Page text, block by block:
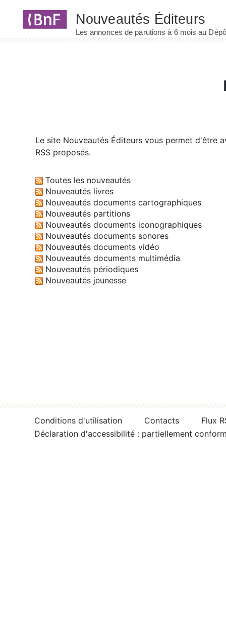
Le site Nouveautés Éditeurs vous permet d'être
RSS proposés.
Toutes les nouveautés
Nouveautés livres
Nouveautés documents cartographiques
Nouveautés partitions
Nouveautés documents iconographiques
Nouveautés documents sonores
Nouveautés documents vidéo
Nouveautés documents multimédia
Nouveautés périodiques
Nouveautés jeunesse
Conditions d'utilisation Contacts
Flux
Déclaration d'accessibilité : partiellement